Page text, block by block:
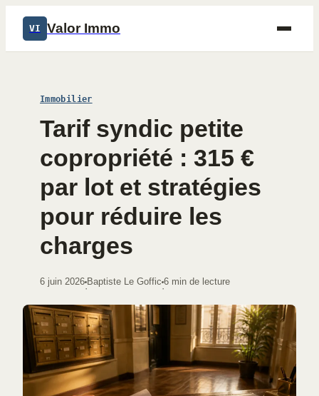
VI Valor Immo
Immobilier
Tarif syndic petite
copropriété : 315 €
par lot et stratégies
pour réduire les
charges
6 juin 2026
·
Baptiste Le Goffic
·
6 min de lecture